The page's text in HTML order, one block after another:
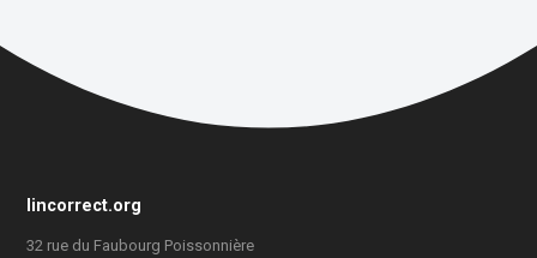
lincorrect.org
32 rue du Faubourg Poissonnière